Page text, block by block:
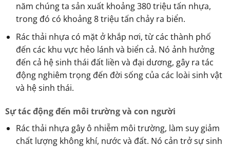
năm chúng ta sản xuất khoảng 380 triệu tấn nhựa,
trong đó có khoảng 8 triệu tấn chảy ra biển.
Rác thải nhựa có mặt ở khắp nơi, từ các thành phố
đến các khu vực hẻo lánh và biển cả. Nó ảnh hưởng
đến cả hệ sinh thái đất liền và đại dương, gây ra tác
động nghiêm trọng đến đời sống của các loài sinh vật
và hệ sinh thái.
Sự tác động đến môi trường và con người
Rác thải nhựa gây ô nhiễm môi trường, làm suy giảm
chất lượng không khí, nước và đất. Nó cản trở sự sinh